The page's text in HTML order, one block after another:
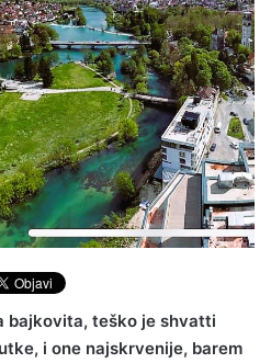
bajkovita, teško je shvatti
i one najskrvenije, barem